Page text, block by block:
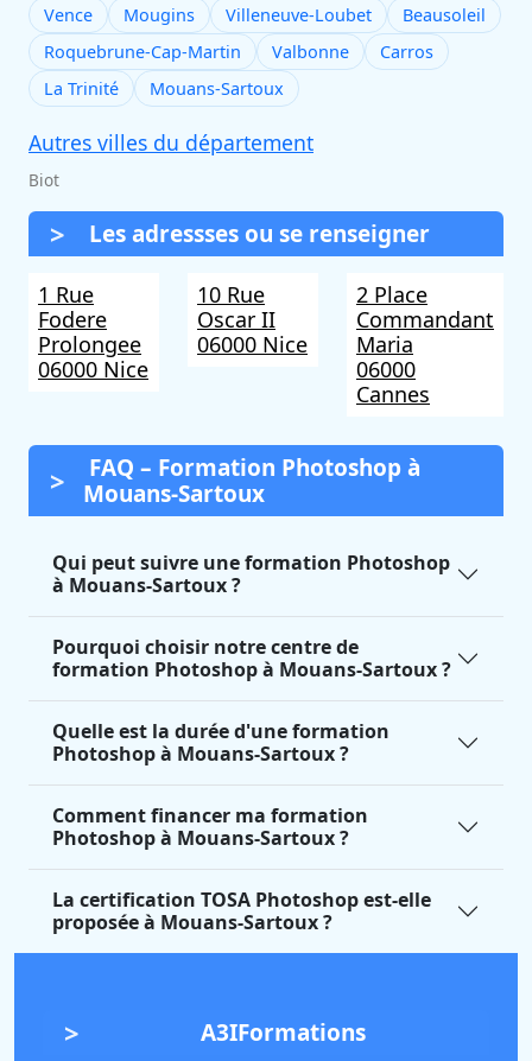
Vence
Mougins Villeneuve-Loubet
Beausoleil
Roquebrune-Cap-Martin
Valbonne
Carros
La Trinité
Mouans-Sartoux
Autres villes du département
Biot
Les adressses ou se renseigner
1 Rue
Fodere
Prolongee
06000 Nice
10 Rue
Oscar II
06000 Nice
2 Place
Commandant
Maria
06000
Cannes
FAQ – Formation Photoshop à
Mouans-Sartoux
Qui peut suivre une formation Photoshop
à Mouans-Sartoux ?
Pourquoi choisir notre centre de
formation Photoshop à Mouans-Sartoux ?
Quelle est la durée d'une formation
Photoshop à Mouans-Sartoux ?
Comment financer ma formation
Photoshop à Mouans-Sartoux ?
La certification TOSA Photoshop est-elle
proposée à Mouans-Sartoux ?
A3IFormations